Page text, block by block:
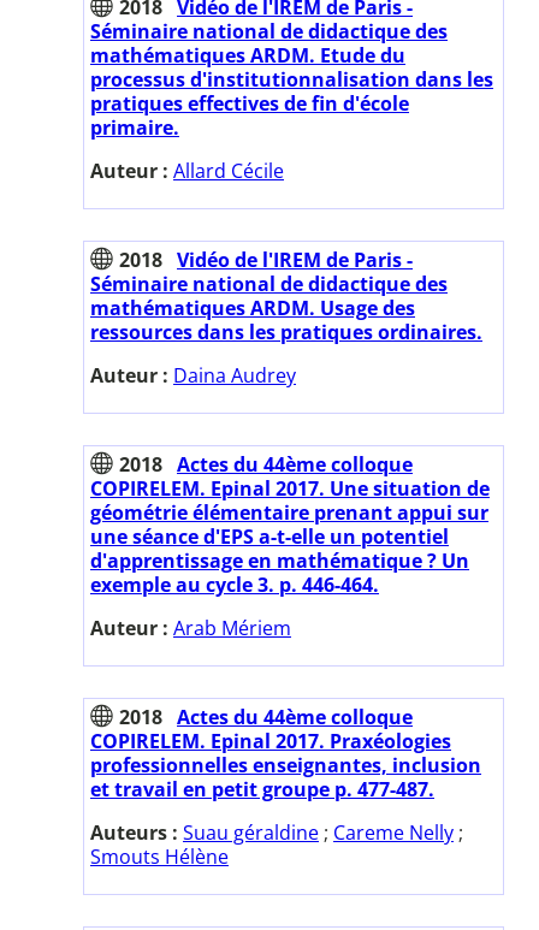
2018 Vidéo de l'IREM de Paris -
Séminaire national de didactique des
mathématiques ARDM. Etude du
processus d'institutionnalisation dans les
pratiques effectives de fin d'école
primaire.
Auteur : Allard Cécile
2018 Vidéo de l'IREM de Paris -
Séminaire national de didactique des
mathématiques ARDM. Usage des
ressources dans les pratiques ordinaires.
Auteur : Daina Audrey
2018 Actes du 44ème colloque
COPIRELEM. Epinal 2017. Une situation de
géométrie élémentaire prenant appui sur
une séance d'EPS a-t-elle un potentiel
d'apprentissage en mathématique ? Un
exemple au cycle 3. p. 446-464.
Auteur : Arab Mériem
2018 Actes du 44ème colloque
COPIRELEM. Epinal 2017. Praxéologies
professionnelles enseignantes, inclusion
et travail en petit groupe p. 477-487.
Auteurs : Suau géraldine ; Careme Nelly ;
Smouts Hélène